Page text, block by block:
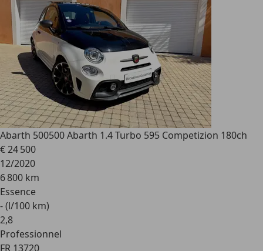
Abarth 500500 Abarth 1.4 Turbo 595 Competizion 180ch
€ 24 500
12/2020
6 800 km
Essence
- (l/100 km)
2,8
Professionnel
FR 13720